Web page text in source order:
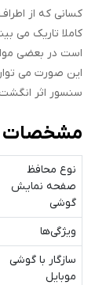
کسانی که از
کاملا تاریک می
است در بعضی
این صورت می
سنسور اثر
مشخصات
نوع محافظ
صفحه نمایش
گوشی
ویژگی‌ها
سازگار با گوشی
موبایل